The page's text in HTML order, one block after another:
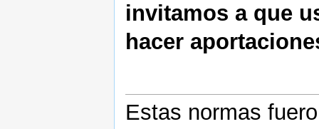
invitamos a que
hacer
Estas normas